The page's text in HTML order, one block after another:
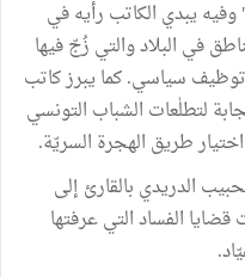
وفيه يبدي الكاتب رأيه في
في البلاد والتي زُجّ فيها
سياسي. كما يبرز كاتب
لتطلٰعات الشباب التونسي
طريق الهجرة السريّة.
الدريدي بالقارئ إلى
الفساد التي عرفتها